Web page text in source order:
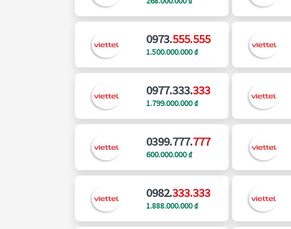
0973.555.555
1.500.000.000 ₫
0977.333.333
1.799.000.000 ₫
0399.777.777
600.000.000 ₫
0982.333.333
1.888.000.000 ₫